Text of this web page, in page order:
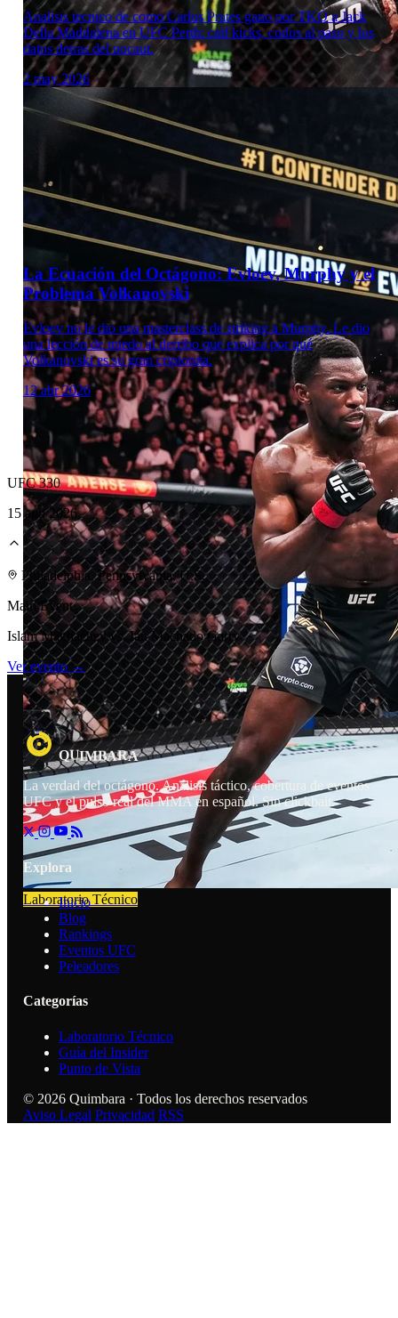
Laboratorio Técnico
Laboratorio Técnico
Analisis tecnico de como Carlos Prates gano por TKO a Jack
Della Maddalena en UFC Perth: calf kicks, codos al paso y los
datos detras del nocaut.
2 may 2026
Laboratorio Técnico
La Ecuación del Octágono: Evloev, Murphy y el
Problema Volkanovski
Evloev no le dio una masterclass de striking a Murphy. Le dio
una lección de miedo al derribo que explica por qué
Volkanovski es su gran criptonita.
12 abr 2026
UFC 330
15 ago 2026
Philadelphia, Pennsylvania, U.S.
Main Event
Islam Makhachev vs. Ian Machado Garry
Ver evento →
QUIMBARA
La verdad del octágono. Análisis táctico, cobertura de eventos
UFC y el pulso real del MMA en español. Sin clickbait.
Explora
Inicio
Blog
Rankings
Eventos UFC
Peleadores
Categorías
Laboratorio Técnico
Guía del Insider
Punto de Vista
© 2026 Quimbara · Todos los derechos reservados
Aviso Legal Privacidad RSS